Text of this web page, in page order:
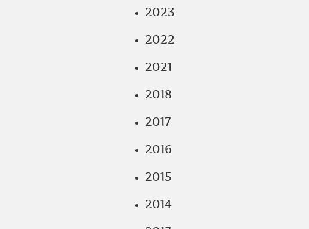
2023
2022
2021
2018
2017
2016
2015
2014